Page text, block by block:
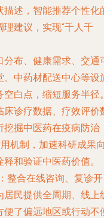
述，智能推荐个性化
建议，实现“千人千
分布、健康需求、交通
中药材配送中心等设
空白点，缩短服务半径
床诊疗数据、疗效评价
挖掘中医药在疫病防治
用机制，加速科研成果
和验证中医药价值。
：整合在线咨询、复诊开
民提供全周期、线上
了偏远地区或行动不